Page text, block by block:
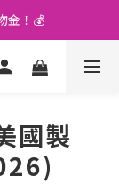
金！💰
國製